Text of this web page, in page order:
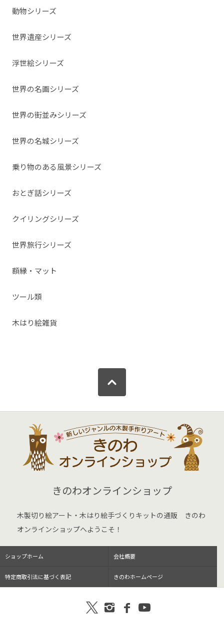
動物シリーズ
世界遺産シリーズ
浮世絵シリーズ
世界の名画シリーズ
世界の街並みシリーズ
世界の名城シリーズ
乗り物のある風景シリーズ
おとぎ話シリーズ
クイリングシリーズ
世界旅行シリーズ
額縁・マット
ツール類
木はり絵雑貨
きのわオンラインショップ
木製切り絵アート・木はり絵手づくりキットの通販 きのわ
オンラインショップへようこそ！
ショップホーム 会社概要
特定商取引法に基づく表記 きのわホームページ